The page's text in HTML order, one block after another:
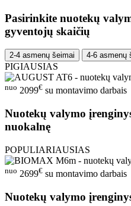
Pasirinkite nuotekų
gyventojų skaičių
2-4 asmenų šeimai 4-6 asmenų
PIGIAUSIAS
nuo 2099€ su montavimo darbais
Nuotekų valymo
nuokalnę
POPULIARIAUSIAS
nuo 2699€ su montavimo darbais
Nuotekų valymo